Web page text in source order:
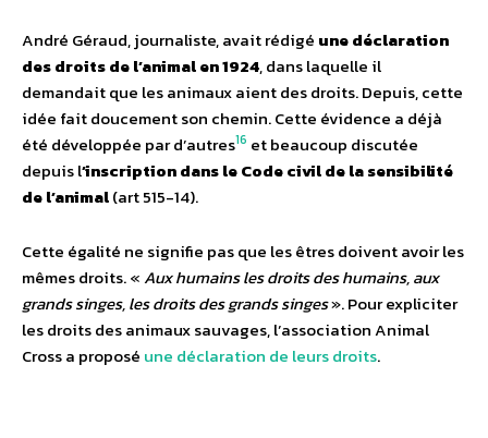
André Géraud, journaliste, avait rédigé une déclaration
des droits de l’animal en 1924, dans laquelle il
demandait que les animaux aient des droits. Depuis, cette
idée fait doucement son chemin. Cette évidence a déjà
été développée par d’autres16 et beaucoup discutée
depuis l’inscription dans le Code civil de la sensibilité
de l’animal(art 515-14).
Cette égalité ne signifie pas que les êtres doivent avoir les
mêmes droits. « Aux humains les droits des humains, aux
grands singes, les droits des grands singes». Pour expliciter
les droits des animaux sauvages, l’association Animal
Cross a proposé une déclaration de leurs droits.